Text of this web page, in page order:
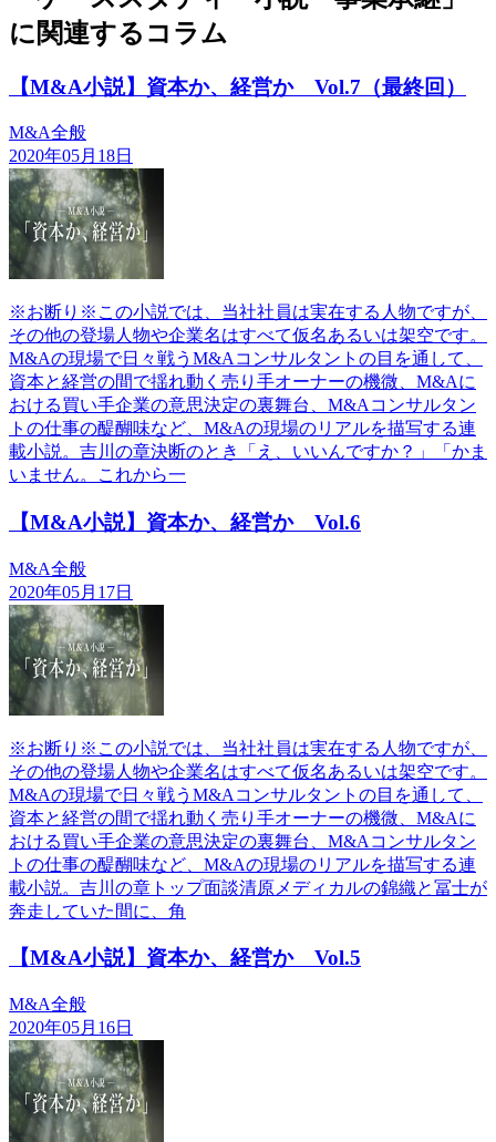
に関連するコラム
【M&A小説】資本か、経営か Vol.7（最終回）
M&A全般
2020年05月18日
※お断り※この小説では、当社社員は実在する人物ですが、
その他の登場人物や企業名はすべて仮名あるいは架空です。
M&Aの現場で日々戦うM&Aコンサルタントの目を通して、
資本と経営の間で揺れ動く売り手オーナーの機微、M&Aに
おける買い手企業の意思決定の裏舞台、M&Aコンサルタン
トの仕事の醍醐味など、M&Aの現場のリアルを描写する連
載小説。吉川の章決断のとき「え、いいんですか？」「かま
いません。これから一
【M&A小説】資本か、経営か Vol.6
M&A全般
2020年05月17日
※お断り※この小説では、当社社員は実在する人物ですが、
その他の登場人物や企業名はすべて仮名あるいは架空です。
M&Aの現場で日々戦うM&Aコンサルタントの目を通して、
資本と経営の間で揺れ動く売り手オーナーの機微、M&Aに
おける買い手企業の意思決定の裏舞台、M&Aコンサルタン
トの仕事の醍醐味など、M&Aの現場のリアルを描写する連
載小説。吉川の章トップ面談清原メディカルの錦織と冨士が
奔走していた間に、角
【M&A小説】資本か、経営か Vol.5
M&A全般
2020年05月16日